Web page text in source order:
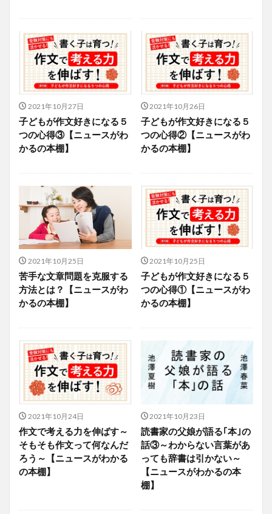
2021年10月27日
子どもが作文好きになる５
つの心得③【ニュースがわ
かるの本棚】
2021年10月26日
子どもが作文好きになる５
つの心得②【ニュースがわ
かるの本棚】
2021年10月25日
苦手な文章問題を克服する
方法とは？【ニュースがわ
かるの本棚】
2021年10月25日
子どもが作文好きになる５
つの心得①【ニュースがわ
かるの本棚】
2021年10月24日
作文で考える力を伸ばす～
そもそも作文って何なんだ
ろう～【ニュースがわかる
の本棚】
2021年10月23日
読書家の父娘が語る｢本｣の
話③～わからない言葉があ
っても辞書は引かない～
【ニュースがわかるの本
棚】